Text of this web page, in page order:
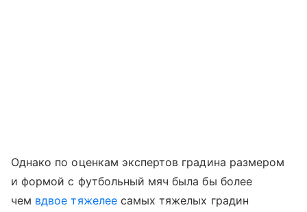
Однако по оценкам экспертов градина размером
и формой с футбольный мяч была бы более
чем вдвое тяжелеесамых тяжелых градин